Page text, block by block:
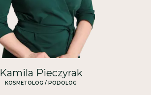
Kamila Pieczyrak
KOSMETOLOG / PODOLOG